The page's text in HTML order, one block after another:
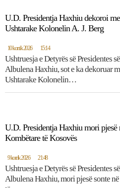
U.D. Presidentja Haxhiu dekoroi
Ushtarake Kolonelin A. J. Berg
10 korrik 2026 15:14
Ushtruesja e Detyrës së Presidentes
Albulena Haxhiu, sot e ka dekoruar
Ushtarake Kolonelin…
U.D. Presidentja Haxhiu mori pjesë
Kombëtare të Kosovës
9 korrik 2026 21:48
Ushtruesja e Detyrës së Presidentes
Albulena Haxhiu, mori pjesë sonte